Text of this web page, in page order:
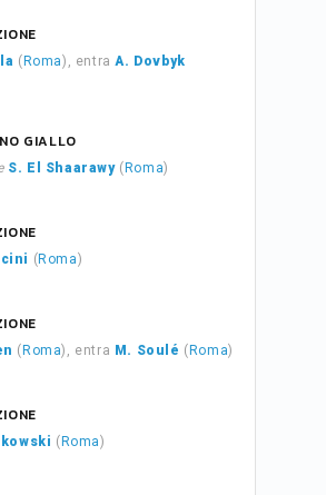
( Roma), entraA. Dovbyk
GIALLO
S. El Shaarawy( Roma)
( Roma)
( Roma), entra M. Soulé ( Roma)
( Roma)